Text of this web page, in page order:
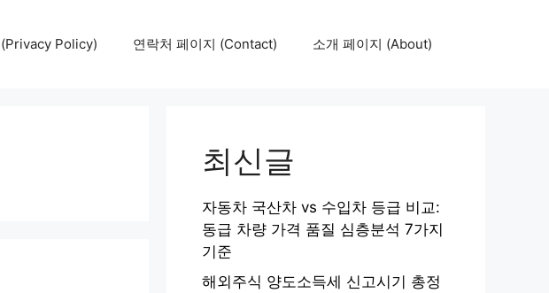
Policy) 연락처 페이지 (Contact) 소개 페이지 (About)
최신글
자동차 국산차 vs 수입차 등급 비교:
동급 차량 가격 품질 심층분석 7가지
기준
해외주식 양도소득세 신고시기 총정